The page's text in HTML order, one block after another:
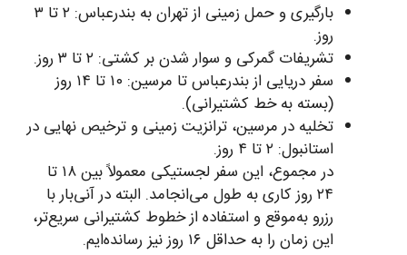
بارگیری و حمل زمینی از تهران به بندرعباس: ۲ تا ۳
روز.
تشریفات گمرکی و سوار شدن بر کشتی: ۲ تا ۳ روز.
سفر دریایی از بندرعباس تا مرسین: ۱۰ تا ۱۴ روز
(بسته به خط کشتیرانی).
تخلیه در مرسین، ترانزیت زمینی و ترخیص نهایی در
استانبول: ۲ تا ۴ روز.
در مجموع، این سفر لجستیکی معمولاً بین ۱۸ تا
۲۴ روز کاری به طول می‌انجامد. البته در آنی‌بار با
رزرو به‌موقع و استفاده از خطوط کشتیرانی سریع‌تر،
این زمان را به حداقل ۱۶ روز نیز رسانده‌ایم.